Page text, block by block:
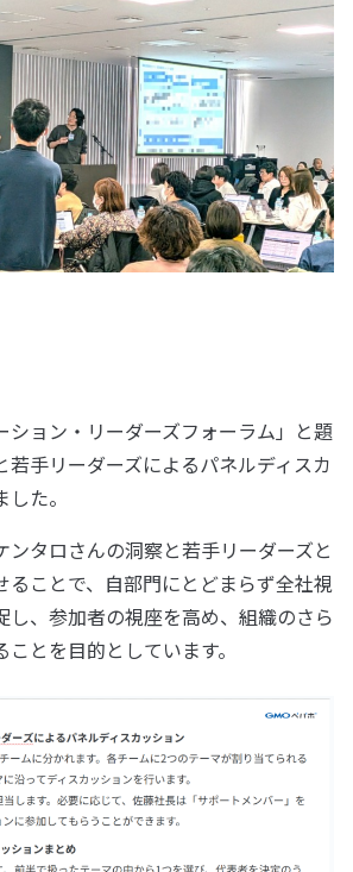
ション・リーダーズフォーラム」と題
若手リーダーズによるパネルディスカ
た。
ンタロさんの洞察と若手リーダーズと
ることで、自部門にとどまらず全社視
し、参加者の視座を高め、組織のさら
とを目的としています。